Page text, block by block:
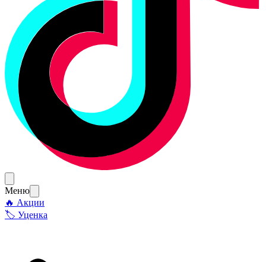
Меню
🔥 Акции
🏷 Уценка